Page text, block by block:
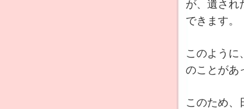
が、遺され
できます。
このように
のことがあ
このため、